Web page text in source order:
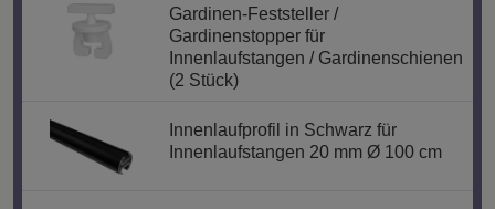
Gardinen-Feststeller /
Gardinenstopper für
Innenlaufstangen / Gardinenschienen
(2 Stück)
Innenlaufprofil in Schwarz für
Innenlaufstangen 20 mm Ø 100 cm